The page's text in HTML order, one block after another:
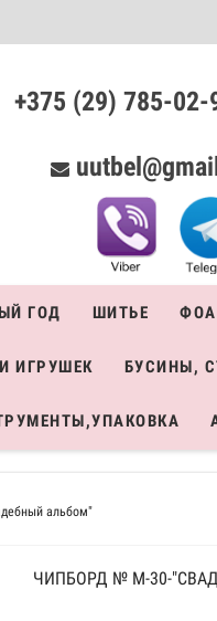
+375 (29) 785-
ГОД ШИТЬЕ
ИГРУШЕК БУСИНЫ,
альбом"
ЧИПБОРД № М-30-